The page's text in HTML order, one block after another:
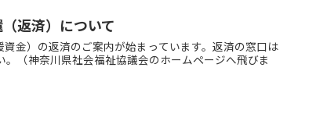
返済）について
金）の返済のご案内が始まっています。返済の窓口は
（神奈川県社会福祉協議会のホームページへ飛びま